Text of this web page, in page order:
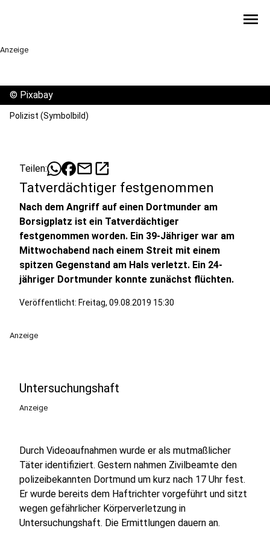
menu
Anzeige
© Pixabay
Polizist (Symbolbild)
Teilen: mailopen_in_new
Tatverdächtiger festgenommen
Nach dem Angriff auf einen Dortmunder am
Borsigplatz ist ein Tatverdächtiger
festgenommen worden. Ein 39-Jähriger war am
Mittwochabend nach einem Streit mit einem
spitzen Gegenstand am Hals verletzt. Ein 24-
jähriger Dortmunder konnte zunächst flüchten.
Veröffentlicht: Freitag, 09.08.2019 15:30
Anzeige
Untersuchungshaft
Anzeige
Durch Videoaufnahmen wurde er als mutmaßlicher
Täter identifiziert. Gestern nahmen Zivilbeamte den
polizeibekannten Dortmund um kurz nach 17 Uhr fest.
Er wurde bereits dem Haftrichter vorgeführt und sitzt
wegen gefährlicher Körperverletzung in
Untersuchungshaft. Die Ermittlungen dauern an.